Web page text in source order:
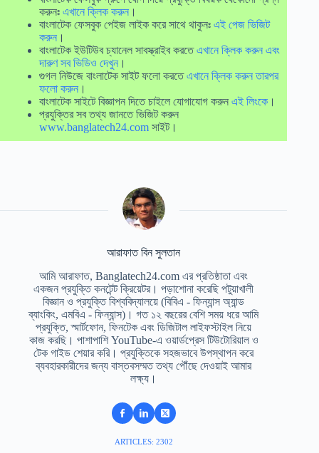
করুনঃ এখানে ক্লিক করুন ।
বাংলাটেক ফেসবুক পেইজ লাইক করে সাথে থাকুনঃ এই পেজ ভিজিট
করুন ।
বাংলাটেক ইউটিউব চ্যানেল সাবস্ক্রাইব করতেএখানে ক্লিক করুন এবং
দারুণ সব ভিডিও দেখুন ।
গুগল নিউজে বাংলাটেক সাইট ফলো করতেএখানে ক্লিক করুন তারপর
ফলো করুন ।
বাংলাটেক সাইটে বিজ্ঞাপন দিতে চাইলে যোগাযোগ করুন এই লিংকে ।
প্রযুক্তির সব তথ্য জানতে ভিজিট করুন
www.banglatech24.com সাইট।
আরাফাত বিন সুলতান
আমি আরাফাত, Banglatech24.com এর প্রতিষ্ঠাতা এবং
একজন প্রযুক্তি কনটেন্ট ক্রিয়েটর। পড়াশোনা করেছি পটুয়াখালী
বিজ্ঞান ও প্রযুক্তি বিশ্ববিদ্যালয়ে (বিবিএ - ফিন্যান্স অ্যান্ড
ব্যাংকিং, এমবিএ - ফিন্যান্স)। গত ১২ বছরের বেশি সময় ধরে আমি
প্রযুক্তি, স্মার্টফোন, ফিনটেক এবং ডিজিটাল লাইফস্টাইল নিয়ে
কাজ করছি। পাশাপাশি YouTube-এ ওয়ার্ডপ্রেস টিউটোরিয়াল ও
টেক গাইড শেয়ার করি। প্রযুক্তিকে সহজভাবে উপস্থাপন করে
ব্যবহারকারীদের জন্য বাস্তবসম্মত তথ্য পৌঁছে দেওয়াই আমার
লক্ষ্য।
ARTICLES: 2302